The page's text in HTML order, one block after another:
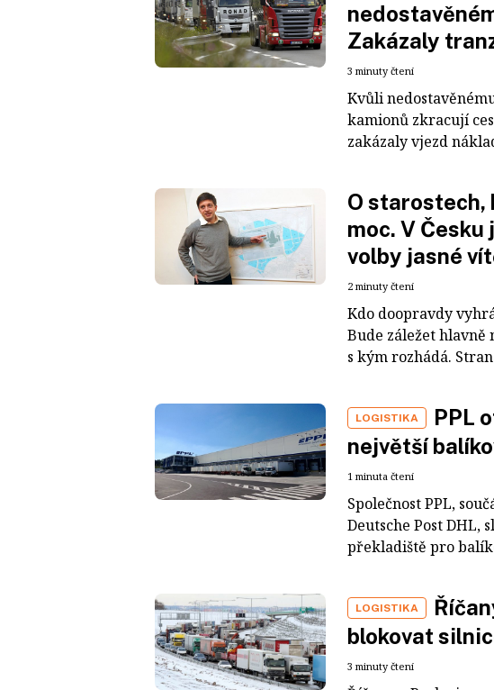
Zakázaly
3 minuty čtení
Kvůli
kamionů zkracují
zakázaly vjezd
O starostech,
moc. V
volby jasné
2 minuty čtení
Kdo doopravdy
Bude záležet hlavně
s kým rozhádá.
LOGISTIKA
PPL
největší
1 minuta čtení
Společnost PPL,
Deutsche Post DHL,
překladiště pro
LOGISTIKA
blokovat
3 minuty čtení